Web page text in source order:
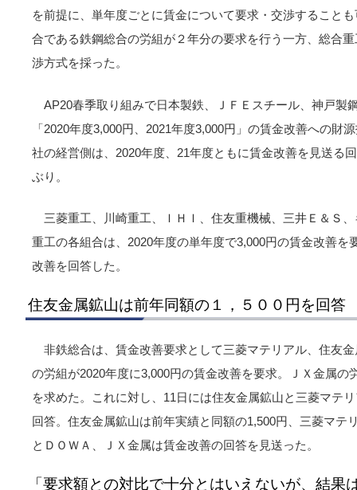
を前提に、単年度ごとに賃金について要求・交渉すること
合である鉄鋼総合の労組が２年分の要求を行う一方、総合
渉方式を採った。
AP20春季取り組みで日本製鉄、ＪＦＥスチール、神戸製
「2020年度3,000円、2021年度3,000円」の賃金改善への財
社の経営側は、2020年度、21年度ともに賃金改善を見送る
ぶり。
三菱重工、川崎重工、ＩＨＩ、住友重機械、三井Ｅ＆Ｓ
重工の各組合は、2020年度の単年度で3,000円の賃金改善を
改善を回答した。
住友金属鉱山は前年同額の１，５００円を回答
非鉄総合は、賃金改善要求として三菱マテリアル、住友
の労組が2020年度に3,000円の賃金改善を要求。ＪＸ金属の
を求めた。これに対し、11日には住友金属鉱山と三菱マテ
回答。住友金属鉱山は前年実績と同額の1,500円、三菱マテ
とＤＯＷＡ、ＪＸ金属は賃金改善の回答を見送った。
「要求額との対比で十分とはいえないが、結果